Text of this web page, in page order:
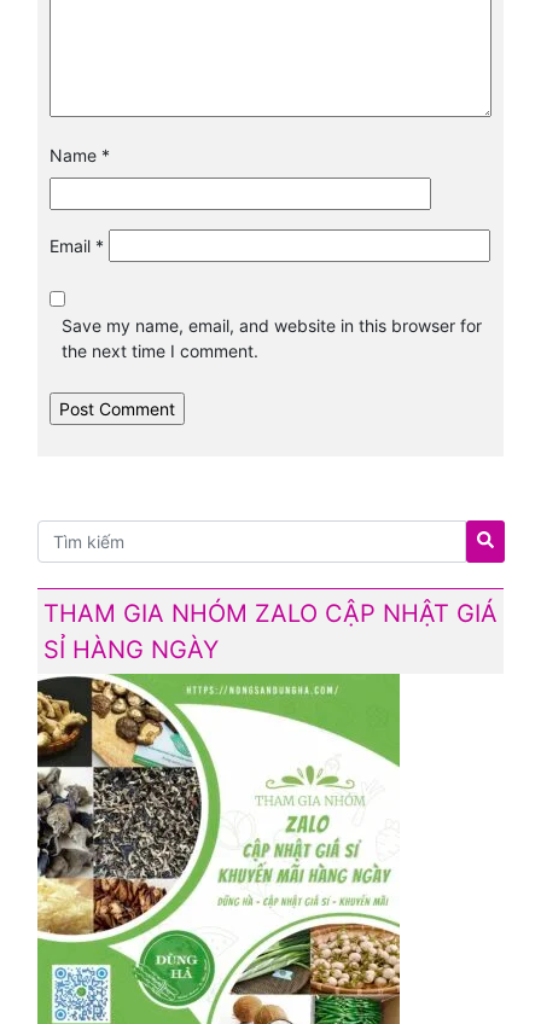
Name *
Email *
Save my name, email, and website in this browser for
the next time I comment.
THAM GIA NHÓM ZALO CẬP NHẬT GIÁ
SỈ HÀNG NGÀY